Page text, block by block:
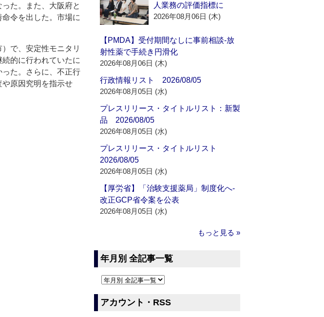
た。また、大阪府と
令を出した。市場に
で、安定性モニタリ
的に行われていたに
た。さらに、不正行
原因究明を指示せ
人業務の評価指標に
2026年08月06日 (木)
【PMDA】受付期間なしに事前相談‐放
射性薬で手続き円滑化
2026年08月06日 (木)
行政情報リスト 2026/08/05
2026年08月05日 (水)
プレスリリース・タイトルリスト：新製
品 2026/08/05
2026年08月05日 (水)
プレスリリース・タイトルリスト
2026/08/05
2026年08月05日 (水)
【厚労省】「治験支援薬局」制度化へ‐
改正GCP省令案を公表
2026年08月05日 (水)
もっと見る »
年月別 全記事一覧
アカウント・RSS